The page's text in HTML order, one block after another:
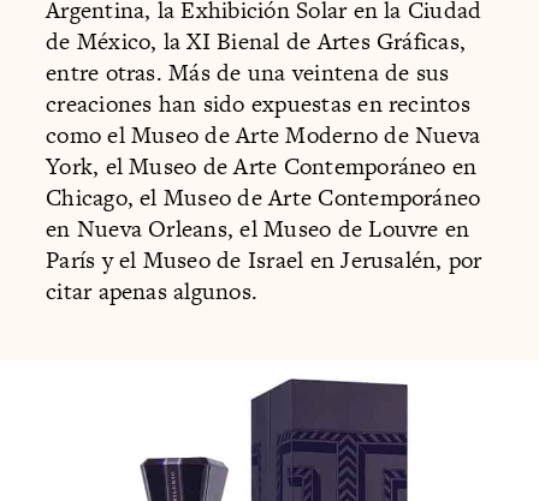
Argentina, la Exhibición Solar en la Ciudad
de México, la XI Bienal de Artes Gráficas,
entre otras. Más de una veintena de sus
creaciones han sido expuestas en recintos
como el Museo de Arte Moderno de Nueva
York, el Museo de Arte Contemporáneo en
Chicago, el Museo de Arte Contemporáneo
en Nueva Orleans, el Museo de Louvre en
París y el Museo de Israel en Jerusalén, por
citar apenas algunos.